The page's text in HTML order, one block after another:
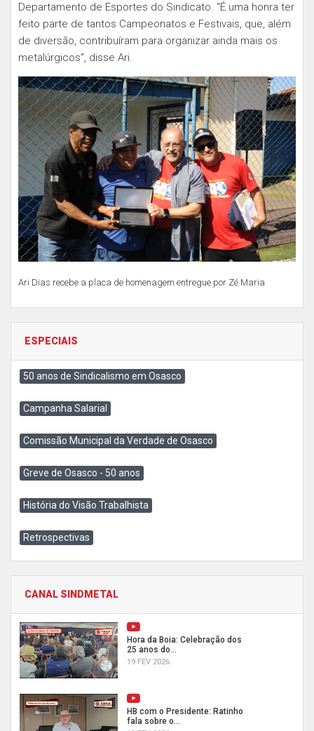
Departamento de Esportes do Sindicato. “É uma honra ter
feito parte de tantos Campeonatos e Festivais, que, além
de diversão, contribuíram para organizar ainda mais os
metalúrgicos”, disse Ari.
Ari Dias recebe a placa de homenagem entregue por Zé Maria
ESPECIAIS
50 anos de Sindicalismo em Osasco
Campanha Salarial
Comissão Municipal da Verdade de Osasco
Greve de Osasco - 50 anos
História do Visão Trabalhista
Retrospectivas
CANAL SINDMETAL
Hora da Boia: Celebração dos
25 anos do...
19 FEV 2026
HB com o Presidente: Ratinho
fala sobre o...